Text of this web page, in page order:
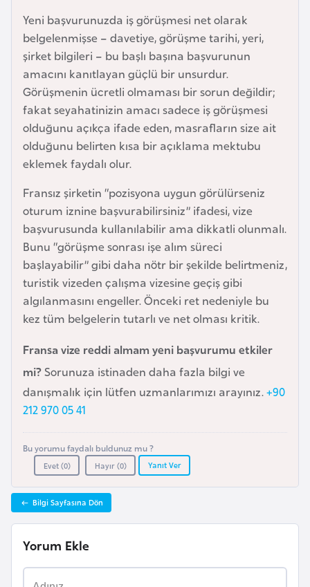
Yeni başvurunuzda iş görüşmesi net olarak
belgelenmişse – davetiye, görüşme tarihi, yeri,
şirket bilgileri – bu başlı başına başvurunun
amacını kanıtlayan güçlü bir unsurdur.
Görüşmenin ücretli olmaması bir sorun değildir;
fakat seyahatinizin amacı sadece iş görüşmesi
olduğunu açıkça ifade eden, masrafların size ait
olduğunu belirten kısa bir açıklama mektubu
eklemek faydalı olur.
Fransız şirketin “pozisyona uygun görülürseniz
oturum iznine başvurabilirsiniz” ifadesi, vize
başvurusunda kullanılabilir ama dikkatli olunmalı.
Bunu “görüşme sonrası işe alım süreci
başlayabilir” gibi daha nötr bir şekilde belirtmeniz,
turistik vizeden çalışma vizesine geçiş gibi
algılanmasını engeller. Önceki ret nedeniyle bu
kez tüm belgelerin tutarlı ve net olması kritik.
Fransa vize reddi almam yeni başvurumu etkiler
mi?Sorunuza istinaden daha fazla bilgi ve
danışmalık için lütfen uzmanlarımızı arayınız.+90
212 970 05 41
Bu yorumu faydalı buldunuz mu ?
Evet (0) Hayır (0) Yanıt Ver
Bilgi Sayfasına Dön
Yorum Ekle
u
s
B
e
l
ç
i
k
a
B
e
n
i
n
o
s
n
a
H
e
s
e
k